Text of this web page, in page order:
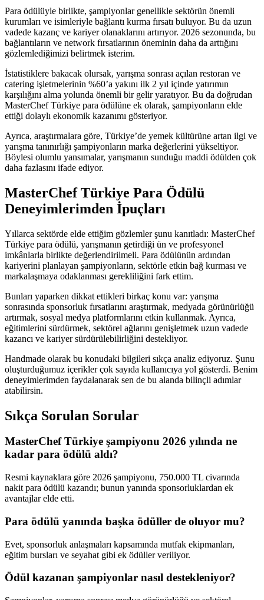
Para ödülüyle birlikte, şampiyonlar genellikle sektörün önemli
kurumları ve isimleriyle bağlantı kurma fırsatı buluyor. Bu da uzun
vadede kazanç ve kariyer olanaklarını artırıyor. 2026 sezonunda, bu
bağlantıların ve network fırsatlarının öneminin daha da arttığını
gözlemlediğimizi belirtmek isterim.
İstatistiklere bakacak olursak, yarışma sonrası açılan restoran ve
catering işletmelerinin %60’a yakını ilk 2 yıl içinde yatırımın
karşılığını alma yolunda önemli bir gelir yaratıyor. Bu da doğrudan
MasterChef Türkiye para ödülüne ek olarak, şampiyonların elde
ettiği dolaylı ekonomik kazanımı gösteriyor.
Ayrıca, araştırmalara göre, Türkiye’de yemek kültürüne artan ilgi ve
yarışma tanınırlığı şampiyonların marka değerlerini yükseltiyor.
Böylesi olumlu yansımalar, yarışmanın sunduğu maddi ödülden çok
daha fazlasını ifade ediyor.
MasterChef Türkiye Para Ödülü
Deneyimlerimden İpuçları
Yıllarca sektörde elde ettiğim gözlemler şunu kanıtladı: MasterChef
Türkiye para ödülü, yarışmanın getirdiği ün ve profesyonel
imkânlarla birlikte değerlendirilmeli. Para ödülünün ardından
kariyerini planlayan şampiyonların, sektörle etkin bağ kurması ve
markalaşmaya odaklanması gerekliliğini fark ettim.
Bunları yaparken dikkat ettikleri birkaç konu var: yarışma
sonrasında sponsorluk fırsatlarını araştırmak, medyada görünürlüğü
artırmak, sosyal medya platformlarını etkin kullanmak. Ayrıca,
eğitimlerini sürdürmek, sektörel ağlarını genişletmek uzun vadede
kazancı ve kariyer sürdürülebilirliğini destekliyor.
Handmade olarak bu konudaki bilgileri sıkça analiz ediyoruz. Şunu
oluşturduğumuz içerikler çok sayıda kullanıcıya yol gösterdi. Benim
deneyimlerimden faydalanarak sen de bu alanda bilinçli adımlar
atabilirsin.
Sıkça Sorulan Sorular
MasterChef Türkiye şampiyonu 2026 yılında ne
kadar para ödülü aldı?
Resmi kaynaklara göre 2026 şampiyonu, 750.000 TL civarında
nakit para ödülü kazandı; bunun yanında sponsorluklardan ek
avantajlar elde etti.
Para ödülü yanında başka ödüller de oluyor mu?
Evet, sponsorluk anlaşmaları kapsamında mutfak ekipmanları,
eğitim bursları ve seyahat gibi ek ödüller veriliyor.
Ödül kazanan şampiyonlar nasıl destekleniyor?